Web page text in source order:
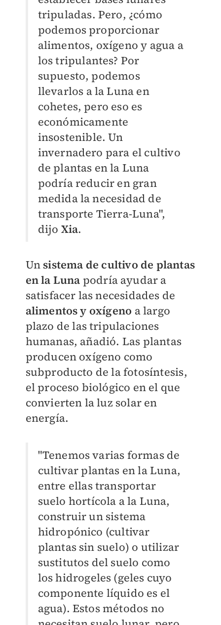
tripuladas. Pero, ¿cómo
podemos proporcionar
alimentos, oxígeno y agua a
los tripulantes? Por
supuesto, podemos
llevarlos a la Luna en
cohetes, pero eso es
económicamente
insostenible. Un
invernadero para el cultivo
de plantas en la Luna
podría reducir en gran
medida la necesidad de
transporte Tierra-Luna",
dijo Xia.
Un sistema de cultivo de plantas
en la Luna podría ayudar a
satisfacer las necesidades de
alimentos y oxígeno a largo
plazo de las tripulaciones
humanas, añadió. Las plantas
producen oxígeno como
subproducto de la fotosíntesis,
el proceso biológico en el que
convierten la luz solar en
energía.
"Tenemos varias formas de
cultivar plantas en la Luna,
entre ellas transportar
suelo hortícola a la Luna,
construir un sistema
hidropónico (cultivar
plantas sin suelo) o utilizar
sustitutos del suelo como
los hidrogeles (geles cuyo
componente líquido es el
agua). Estos métodos no